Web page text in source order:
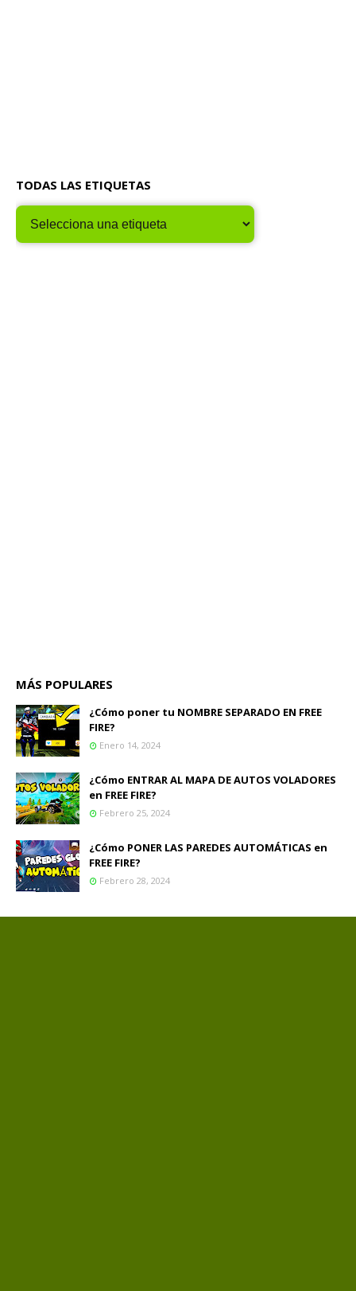
TODAS LAS ETIQUETAS
MÁS POPULARES
¿Cómo poner tu NOMBRE SEPARADO EN FREE
FIRE?
Enero 14, 2024
¿Cómo ENTRAR AL MAPA DE AUTOS VOLADORES
en FREE FIRE?
Febrero 25, 2024
¿Cómo PONER LAS PAREDES AUTOMÁTICAS en
FREE FIRE?
Febrero 28, 2024